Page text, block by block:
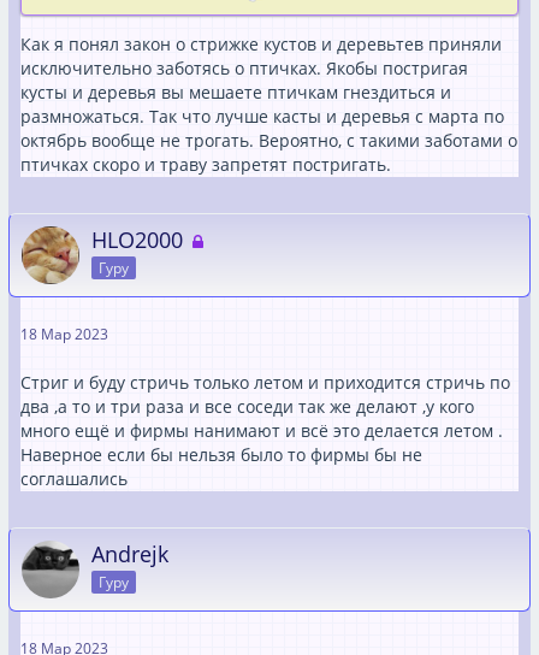
Как я понял закон о стрижке кустов и деревьтев приняли
исключительно заботясь о птичках. Якобы постригая
кусты и деревья вы мешаете птичкам гнездиться и
размножаться. Так что лучше касты и деревья с марта по
октябрь вообще не трогать. Вероятно, с такими заботами о
птичках скоро и траву запретят постригать.
HLO2000
Гуру
18 Мар 2023
Стриг и буду стричь только летом и приходится стричь по
два ,а то и три раза и все соседи так же делают ,у кого
много ещё и фирмы нанимают и всё это делается летом .
Наверное если бы нельзя было то фирмы бы не
соглашались
Andrejk
Гуру
18 Мар 2023